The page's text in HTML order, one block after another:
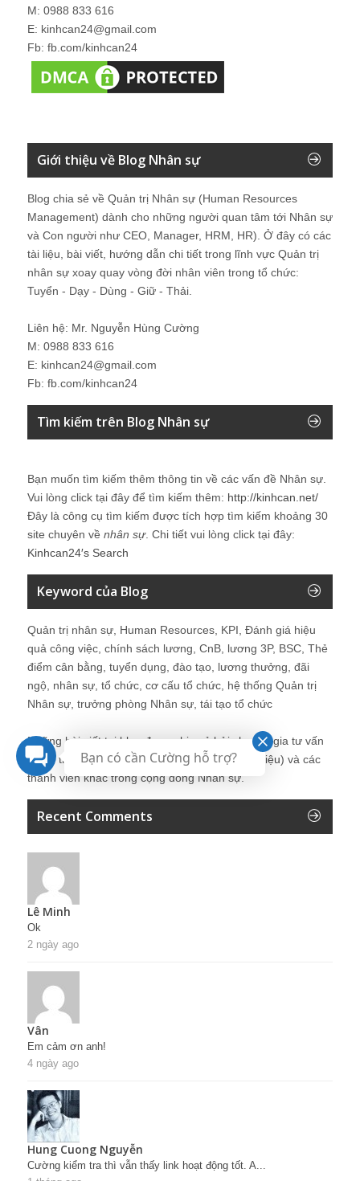
M: 0988 833 616
E: kinhcan24@gmail.com
Fb: fb.com/kinhcan24
Giới thiệu về Blog Nhân sự
Blog chia sẻ về Quản trị Nhân sự (Human Resources
Management) dành cho những người quan tâm tới Nhân sự
và Con người như CEO, Manager, HRM, HR). Ở đây có các
tài liệu, bài viết, hướng dẫn chi tiết trong lĩnh vực Quản trị
nhân sự xoay quay vòng đời nhân viên trong tổ chức:
Tuyển - Dạy - Dùng - Giữ - Thải.
Liên hệ: Mr. Nguyễn Hùng Cường
M: 0988 833 616
E: kinhcan24@gmail.com
Fb: fb.com/kinhcan24
Tìm kiếm trên Blog Nhân sự
Bạn muốn tìm kiếm thêm thông tin về các vấn đề Nhân sự.
Vui lòng click tại đây để tìm kiếm thêm: http://kinhcan.net/
Đây là công cụ tìm kiếm được tích hợp tìm kiếm khoảng 30
site chuyên về nhân sự. Chi tiết vui lòng click tại đây:
Kinhcan24′s Search
Keyword của Blog
Quản trị nhân sự, Human Resources, KPI, Đánh giá hiệu
quả công việc, chính sách lương, CnB, lương 3P, BSC, Thẻ
điểm cân bằng, tuyển dụng, đào tạo, lương thưởng, đãi
ngộ, nhân sự, tổ chức, cơ cấu tổ chức, hệ thống Quản trị
Nhân sự, trưởng phòng Nhân sự, tái tạo tổ chức
Những bài viết tại blog được chia sẻ bởi chuyên gia tư vấn
Quản trị Nhân sự Nguyễn Hùng Cường (giới thiệu) và các
thành viên khác trong cộng đồng Nhân sự.
Recent Comments
Lê Minh
Ok
2 ngày ago
Vân
Em cảm ơn anh!
4 ngày ago
Hung Cuong Nguyễn
Cường kiểm tra thì vẫn thấy link hoạt động tốt. A...
Bạn có cần Cường hỗ trợ?